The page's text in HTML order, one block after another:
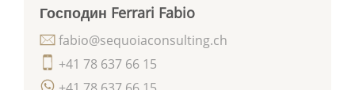
Господин Ferrari Fabio
+41 78 637 66 15
fabio@sequoiaconsulting.ch